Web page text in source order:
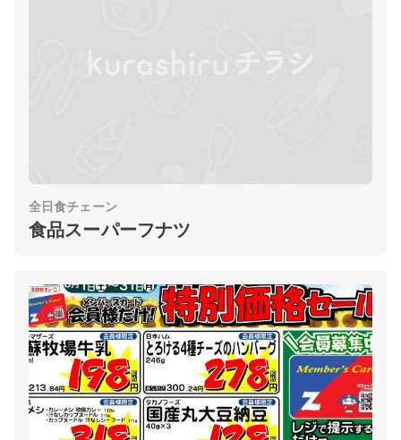
全日食チェーン
食品スーパーフナツ